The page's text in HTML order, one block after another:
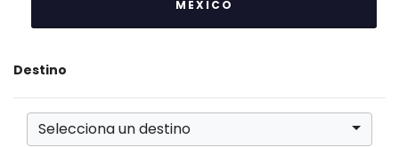
MEXICO
Destino
Selecciona un destino